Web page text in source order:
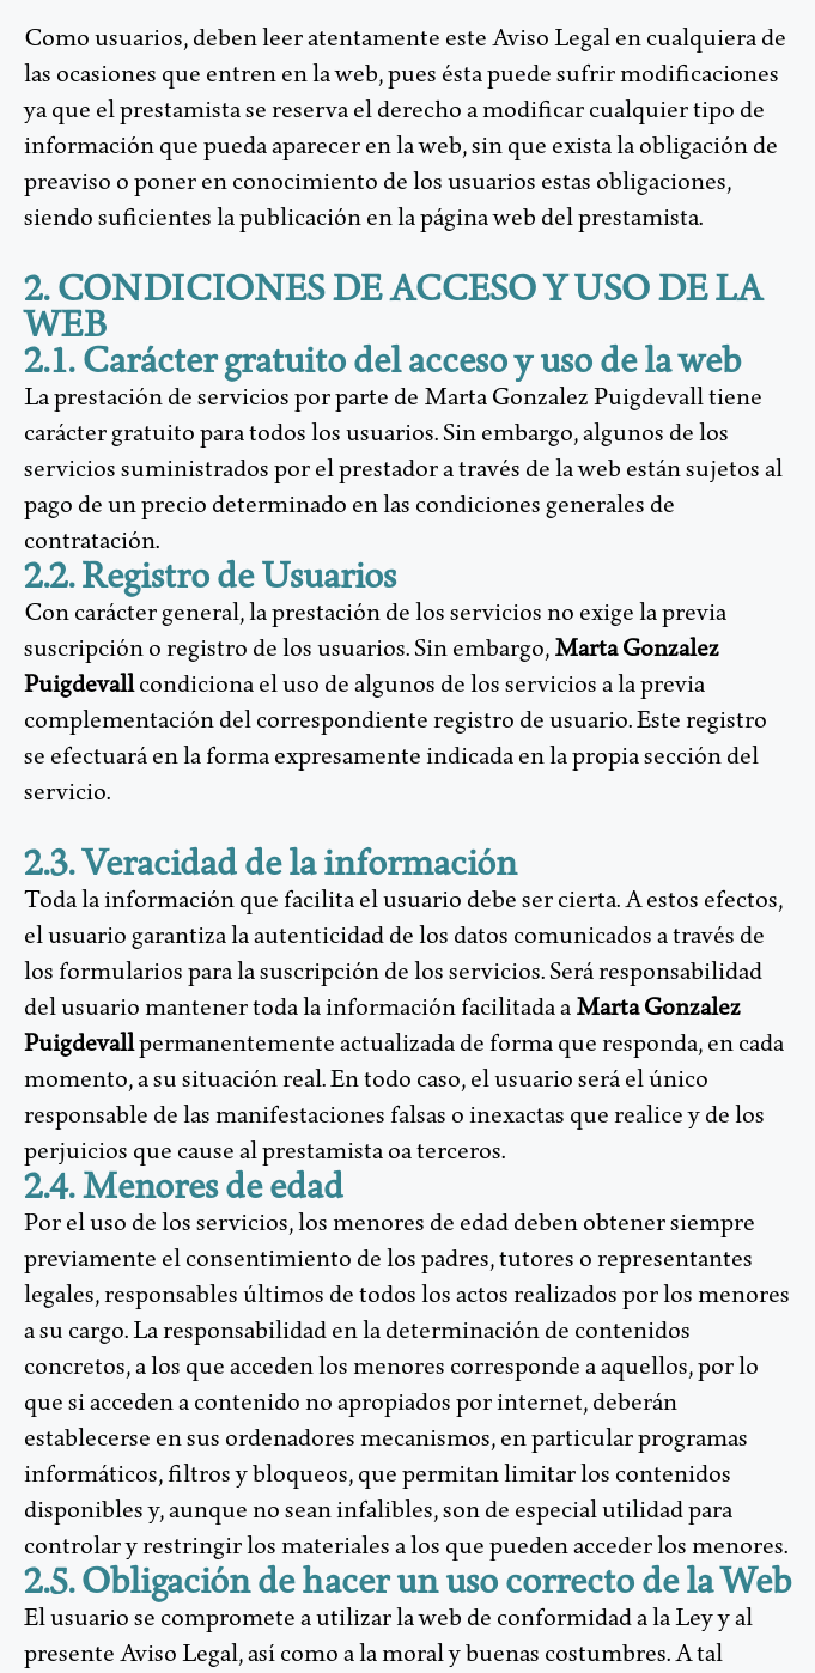
Como usuarios, deben leer atentamente este Aviso Legal en cualquiera de
las ocasiones que entren en la web, pues ésta puede sufrir modificaciones
ya que el prestamista se reserva el derecho a modificar cualquier tipo de
información que pueda aparecer en la web, sin que exista la obligación de
preaviso o poner en conocimiento de los usuarios estas obligaciones,
siendo suficientes la publicación en la página web del prestamista.
2. CONDICIONES DE ACCESO Y USO DE LA
WEB
2.1. Carácter gratuito del acceso y uso de la web
La prestación de servicios por parte de Marta Gonzalez Puigdevall tiene
carácter gratuito para todos los usuarios. Sin embargo, algunos de los
servicios suministrados por el prestador a través de la web están sujetos al
pago de un precio determinado en las condiciones generales de
contratación.
2.2. Registro de Usuarios
Con carácter general, la prestación de los servicios no exige la previa
suscripción o registro de los usuarios. Sin embargo, Marta Gonzalez
Puigdevallcondiciona el uso de algunos de los servicios a la previa
complementación del correspondiente registro de usuario. Este registro
se efectuará en la forma expresamente indicada en la propia sección del
servicio.
2.3. Veracidad de la información
Toda la información que facilita el usuario debe ser cierta. A estos efectos,
el usuario garantiza la autenticidad de los datos comunicados a través de
los formularios para la suscripción de los servicios. Será responsabilidad
del usuario mantener toda la información facilitada a Marta Gonzalez
Puigdevallpermanentemente actualizada de forma que responda, en cada
momento, a su situación real. En todo caso, el usuario será el único
responsable de las manifestaciones falsas o inexactas que realice y de los
perjuicios que cause al prestamista oa terceros.
2.4. Menores de edad
Por el uso de los servicios, los menores de edad deben obtener siempre
previamente el consentimiento de los padres, tutores o representantes
legales, responsables últimos de todos los actos realizados por los menores
a su cargo. La responsabilidad en la determinación de contenidos
concretos, a los que acceden los menores corresponde a aquellos, por lo
que si acceden a contenido no apropiados por internet, deberán
establecerse en sus ordenadores mecanismos, en particular programas
informáticos, filtros y bloqueos, que permitan limitar los contenidos
disponibles y, aunque no sean infalibles, son de especial utilidad para
controlar y restringir los materiales a los que pueden acceder los menores.
2.5. Obligación de hacer un uso correcto de la Web
El usuario se compromete a utilizar la web de conformidad a la Ley y al
presente Aviso Legal, así como a la moral y buenas costumbres. A tal